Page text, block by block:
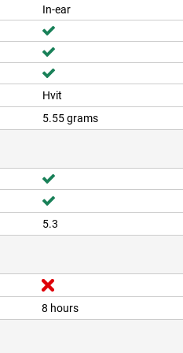
In-ear
Hvit
5.55 grams
5.3
8 hours